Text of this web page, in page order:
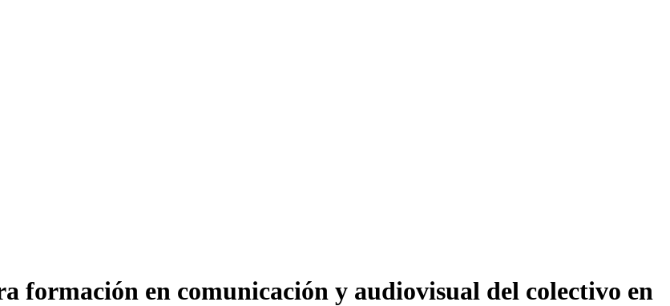
formación en comunicación y audiovisual del colectivo en